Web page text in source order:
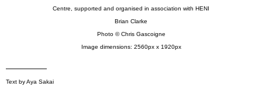
Centre, supported and organised in association with HENI
Brian Clarke
Photo © Chris Gascoigne
Image dimensions: 2560px x 1920px
—————
Text by Aya Sakai